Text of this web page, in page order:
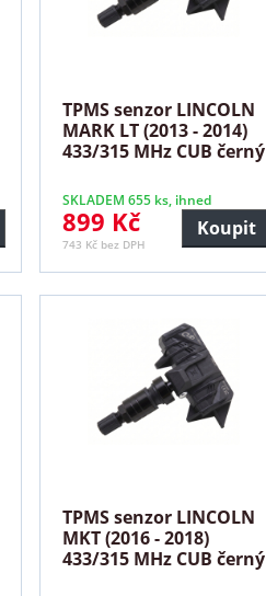
TPMS senzor LINCOLN
MARK LT (2013 - 2014)
433/315 MHz CUB černý
SKLADEM 655 ks, ihned
899 Kč
743 Kč bez DPH
Koupit
TPMS senzor LINCOLN
MKT (2016 - 2018)
433/315 MHz CUB černý